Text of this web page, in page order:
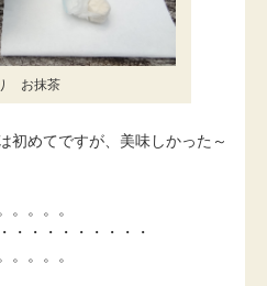
お抹茶
初めてですが、美味しかった～
。。。。
・・・・・・・・・
。。。。